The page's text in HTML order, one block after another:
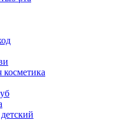
косметика